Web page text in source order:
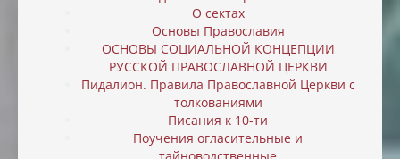
О сектах
Основы Православия
ОСНОВЫ СОЦИАЛЬНОЙ КОНЦЕПЦИИ
РУССКОЙ ПРАВОСЛАВНОЙ ЦЕРКВИ
Пидалион. Правила Православной Церкви с
толкованиями
Писания к 10-ти
Поучения огласительные и